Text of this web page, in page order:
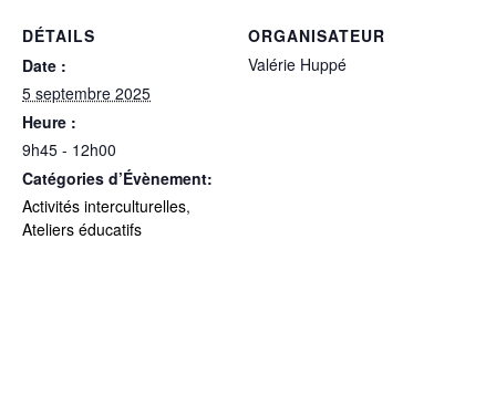
DÉTAILS
Date :
5 septembre 2025
Heure :
9h45 - 12h00
Catégories d’Évènement:
Activités interculturelles,
Ateliers éducatifs
ORGANISATEUR
Valérie Huppé